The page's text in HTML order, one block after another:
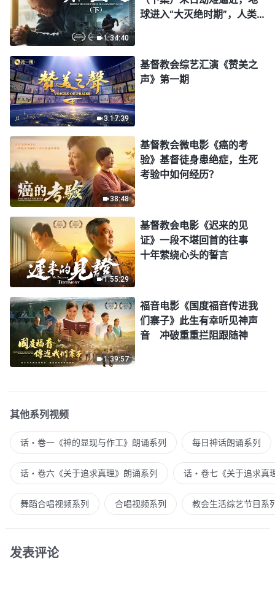
1:34:40
球进入“大灭绝时期”，人类
3:17:39
基督教会综艺汇演《赞美之
声》第一期
38:48
基督教会微电影《癌的考
验》基督徒身患绝症，生死
考验中如何经历？
1:55:29
基督教会电影《迟来的见
证》一段不堪回首的往事
十年萦绕心头的誓言
1:39:57
福音电影《国度福音传进我
们寨子》此生有幸听见神声
音 冲破重重拦阻跟随神
其他系列视频
话・卷一《神的显现与作工》朗诵系列 每日神话朗诵系列
话・卷六《关于追求真理》朗诵系列 话・卷七《关于追求真
舞蹈合唱视频系列 合唱视频系列 教会生活综艺节目系
发表评论